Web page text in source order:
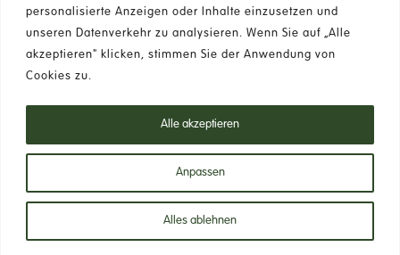
personalisierte Anzeigen oder Inhalte einzusetzen und
unseren Datenverkehr zu analysieren. Wenn Sie auf „Alle
akzeptieren" klicken, stimmen Sie der Anwendung von
Cookies zu.
Anpassen
Alles ablehnen
Alle akzeptieren
FAQ
Newsletter
Datenschutzrichtlinie